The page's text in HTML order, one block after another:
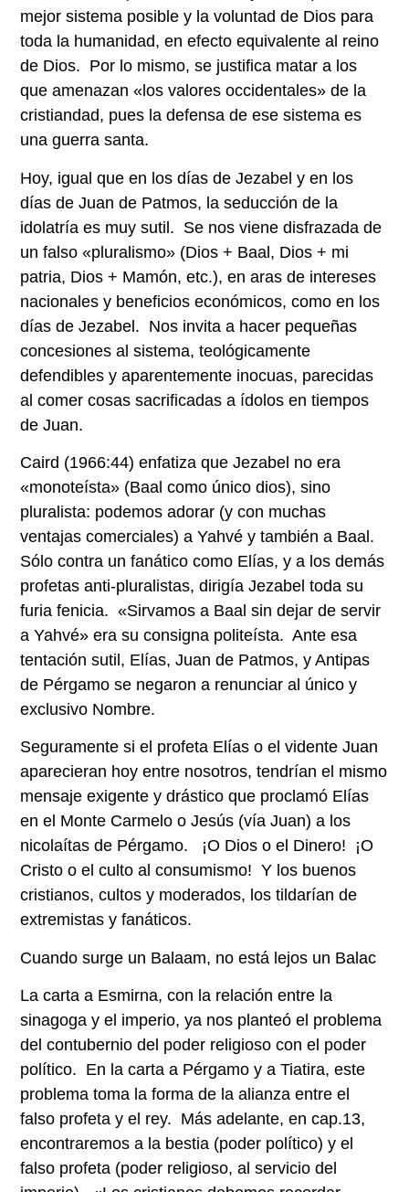
mejor sistema posible y la voluntad de Dios para
toda la humanidad, en efecto equivalente al reino
de Dios. Por lo mismo, se justifica matar a los
que amenazan «los valores occidentales» de la
cristiandad, pues la defensa de ese sistema es
una guerra santa.
Hoy, igual que en los días de Jezabel y en los
días de Juan de Patmos, la seducción de la
idolatría es muy sutil. Se nos viene disfrazada de
un falso «pluralismo» (Dios + Baal, Dios + mi
patria, Dios + Mamón, etc.), en aras de intereses
nacionales y beneficios económicos, como en los
días de Jezabel. Nos invita a hacer pequeñas
concesiones al sistema, teológicamente
defendibles y aparentemente inocuas, parecidas
al comer cosas sacrificadas a ídolos en tiempos
de Juan.
Caird (1966:44) enfatiza que Jezabel no era
«monoteísta» (Baal como único dios), sino
pluralista: podemos adorar (y con muchas
ventajas comerciales) a Yahvé y también a Baal.
Sólo contra un fanático como Elías, y a los demás
profetas anti-pluralistas, dirigía Jezabel toda su
furia fenicia. «Sirvamos a Baal sin dejar de servir
a Yahvé» era su consigna politeísta. Ante esa
tentación sutil, Elías, Juan de Patmos, y Antipas
de Pérgamo se negaron a renunciar al único y
exclusivo Nombre.
Seguramente si el profeta Elías o el vidente Juan
aparecieran hoy entre nosotros, tendrían el mismo
mensaje exigente y drástico que proclamó Elías
en el Monte Carmelo o Jesús (vía Juan) a los
nicolaítas de Pérgamo. ¡O Dios o el Dinero! ¡O
Cristo o el culto al consumismo! Y los buenos
cristianos, cultos y moderados, los tildarían de
extremistas y fanáticos.
Cuando surge un Balaam, no está lejos un Balac
La carta a Esmirna, con la relación entre la
sinagoga y el imperio, ya nos planteó el problema
del contubernio del poder religioso con el poder
político. En la carta a Pérgamo y a Tiatira, este
problema toma la forma de la alianza entre el
falso profeta y el rey. Más adelante, en cap.13,
encontraremos a la bestia (poder político) y el
falso profeta (poder religioso, al servicio del